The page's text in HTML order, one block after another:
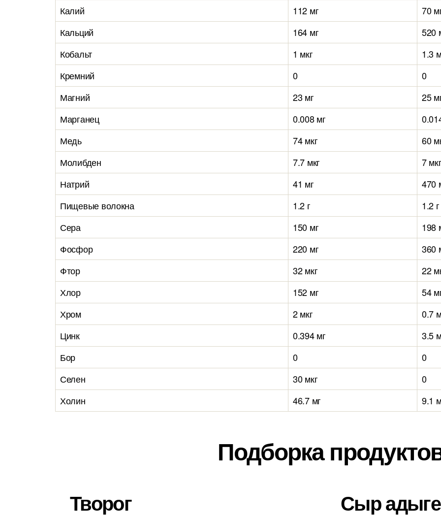
Калий
112 мг
70
Кальций
164 мг
520
Кобальт
1 мкг
1.3
Кремний
0
0
Магний
23 мг
25
Марганец
0.008 мг
Медь
74 мкг
60
Молибден
7.7 мкг
7 мкг
Натрий
41 мг
470
Пищевые волокна
1.2 г
1.2 г
Сера
150 мг
198
Фосфор
220 мг
360
Фтор
32 мкг
22
Хлор
152 мг
54
Хром
2 мкг
0.7
Цинк
0.394 мг
3.5
Бор
0
0
Селен
30 мкг
0
Холин
46.7 мг 9.1
Подборка
Творог Сыр